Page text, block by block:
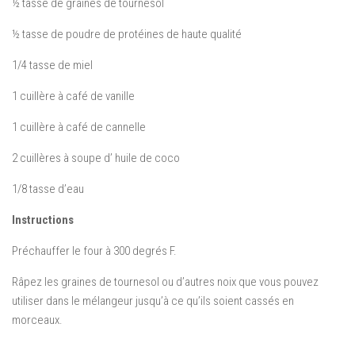
½ tasse de graines de tournesol
½ tasse de poudre de protéines de haute qualité
1/4 tasse de miel
1 cuillère à café de vanille
1 cuillère à café de cannelle
2 cuillères à soupe d’ huile de coco
1/8 tasse d’eau
Instructions
Préchauffer le four à 300 degrés F.
Râpez les graines de tournesol ou d’autres noix que vous pouvez
utiliser dans le mélangeur jusqu’à ce qu’ils soient cassés en
morceaux.